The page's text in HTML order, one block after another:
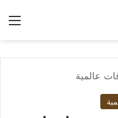
عالمية